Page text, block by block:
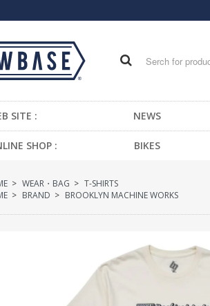
SITE : NEWS
SHOP : BIKES
BMX
KIDS BIKE
> WEAR・BAG > T-SHIRTS
> BRAND > BROOKLYN MACHINE WORKS